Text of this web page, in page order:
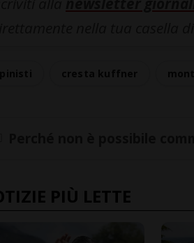
PIÙ LETTE